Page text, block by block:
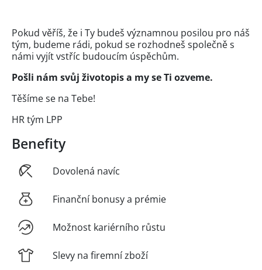
Pokud věříš, že i Ty budeš významnou posilou pro náš
tým, budeme rádi, pokud se rozhodneš společně s
námi vyjít vstříc budoucím úspěchům.
Pošli nám svůj životopis a my se Ti ozveme.
Těšíme se na Tebe!
HR tým LPP
Benefity
Dovolená navíc
Finanční bonusy a prémie
Možnost kariérního růstu
Slevy na firemní zboží